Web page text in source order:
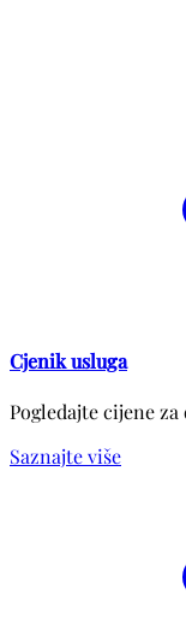
Cjenik usluga
Pogledajte cijene
Saznajte više